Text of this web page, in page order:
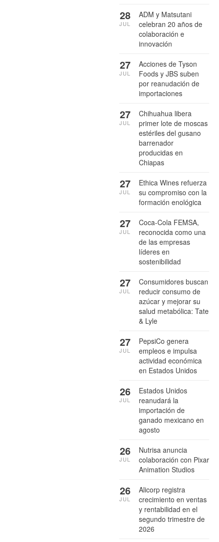
ADM y Matsutani
celebran 20 años de
colaboración e
innovación
28
JUL
Acciones de Tyson
Foods y JBS suben
por reanudación de
importaciones
27
JUL
Chihuahua libera
primer lote de moscas
estériles del gusano
barrenador
producidas en
Chiapas
27
JUL
Ethica Wines refuerza
su compromiso con la
formación enológica
27
JUL
Coca-Cola FEMSA,
reconocida como una
de las empresas
líderes en
sostenibilidad
27
JUL
Consumidores buscan
reducir consumo de
azúcar y mejorar su
salud metabólica: Tate
& Lyle
27
JUL
PepsiCo genera
empleos e impulsa
actividad económica
en Estados Unidos
27
JUL
Estados Unidos
reanudará la
importación de
ganado mexicano en
agosto
26
JUL
Nutrisa anuncia
colaboración con Pixar
Animation Studios
26
JUL
Alicorp registra
crecimiento en ventas
y rentabilidad en el
segundo trimestre de
2026
26
JUL